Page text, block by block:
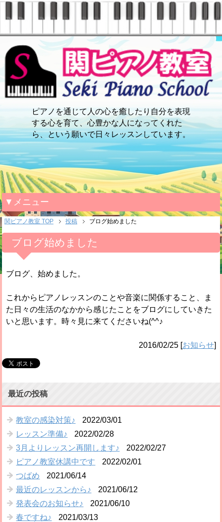
ピアノを通じて人の心を癒したり自分を表現
する心を育て、心豊かな人になってくれた
ら、という願いで日々レッスンしています。
▼メニュー
関ピアノ教室 TOP 投稿 ブログ始めました
ブログ始めました
ブログ、始めました。
これからピアノレッスンのことや音楽に関係すること、ま
た日々の生活のなかから感じたことをブログにしていきた
いと思います。時々見に来てくださいね(^^♪
2016/02/25[お知らせ]
最近の投稿
教室の感染対策♪
2022/03/01
レッスン準備♪
2022/02/28
3月よりレッスン再開します♪
2022/02/27
ピアノ教室休講中です
2022/02/01
つばめ
2021/06/14
最近のレッスンから♪
2021/06/12
発表会のお知らせ♪
2021/06/10
春ですね♪
2021/03/13